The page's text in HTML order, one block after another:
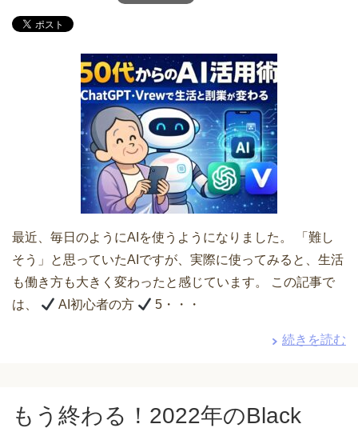
最近、毎日のようにAIを使うようになりました。 「難し
そう」と思っていたAIですが、実際に使ってみると、生活
も働き方も大きく変わったと感じています。 この記事で
は、
AI初心者の方 5・・・
続きを読む
もう終わる！2022年のBlack